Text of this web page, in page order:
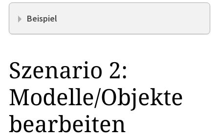
Beispiel
Szenario 2:
Modelle/Objekte
bearbeiten